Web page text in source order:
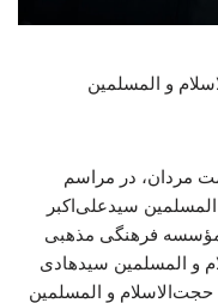
و المسلمین
مردان، در مراسم
سیدعلی‌اکبر
۱۴ خرداد – در «مؤسسه فرهنگی مذهبی
و المسلمین سیدهادی
و المسلمین